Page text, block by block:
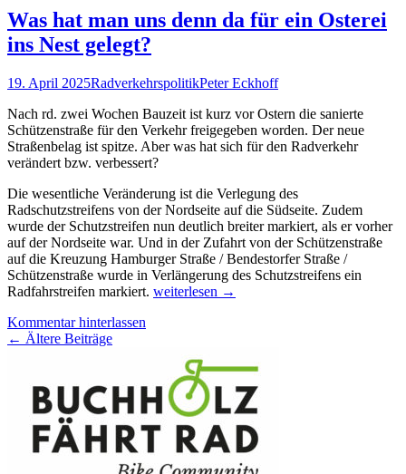
Was hat man uns denn da für ein Osterei
ins Nest gelegt?
19. April 2025RadverkehrspolitikPeter Eckhoff
Nach rd. zwei Wochen Bauzeit ist kurz vor Ostern die sanierte
Schützenstraße für den Verkehr freigegeben worden. Der neue
Straßenbelag ist spitze. Aber was hat sich für den Radverkehr
verändert bzw. verbessert?
Die wesentliche Veränderung ist die Verlegung des
Radschutzstreifens von der Nordseite auf die Südseite. Zudem
wurde der Schutzstreifen nun deutlich breiter markiert, als er vorher
auf der Nordseite war. Und in der Zufahrt von der Schützenstraße
auf die Kreuzung Hamburger Straße / Bendestorfer Straße /
Schützenstraße wurde in Verlängerung des Schutzstreifens ein
Radfahrstreifen markiert. Was
für
ein
Osterei
Nest
gelegt?
weiterlesen →
Kommentar hinterlassen
Beitragsnavigation
← Ältere Beiträge